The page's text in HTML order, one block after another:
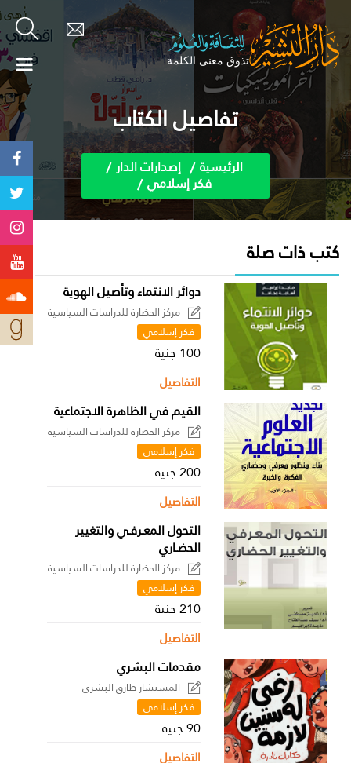
تفاصيل الكتاب
الرئيسية إصدارات الدار
فكر إسلامي
كتب ذات صلة
دوائر الانتماء وتأصيل الهوية
مركز الحضارة للدراسات السياسية
فكر إسلامي
100 جنية
التفاصيل
القيم في الظاهرة الاجتماعية
مركز الحضارة للدراسات السياسية
فكر إسلامي
200 جنية
التفاصيل
التحول المعـرفـي والتغيير
الحضـاري
مركز الحضارة للدراسات السياسية
فكر إسلامي
210 جنية
التفاصيل
مقدمات البشري
المستشار طارق البشري
فكر إسلامي
90 جنية
التفاصيل